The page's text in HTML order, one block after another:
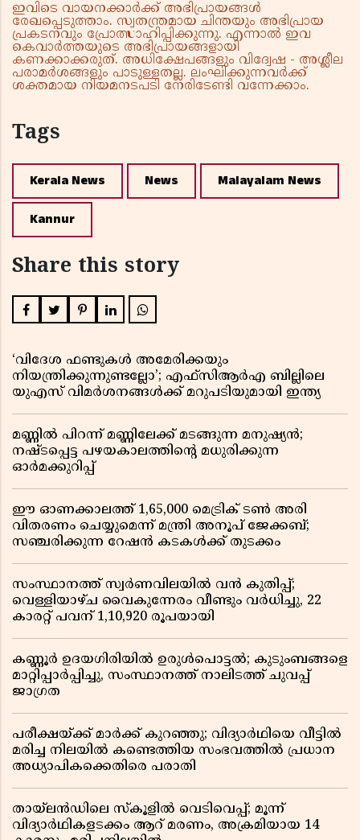
ഇവിടെ വായനക്കാർക്ക് അഭിപ്രായങ്ങൾ
രേഖപ്പെടുത്താം. സ്വതന്ത്രമായ ചിന്തയും അഭിപ്രായ
പ്രകടനവും പ്രോത്സാഹിപ്പിക്കുന്നു. എന്നാൽ ഇവ
കെവാർത്തയുടെ അഭിപ്രായങ്ങളായി
കണക്കാക്കരുത്. അധിക്ഷേപങ്ങളും വിദ്വേഷ - അശ്ലീല
പരാമർശങ്ങളും പാടുള്ളതല്ല. ലംഘിക്കുന്നവർക്ക്
ശക്തമായ നിയമനടപടി നേരിടേണ്ടി വന്നേക്കാം.
Tags
Kerala News News Malayalam News
Kannur
Share this story
‘വിദേശ ഫണ്ടുകൾ അമേരിക്കയും
നിയന്ത്രിക്കുന്നുണ്ടല്ലോ’; എഫ്സിആർഎ ബില്ലിലെ
യുഎസ് വിമർശനങ്ങൾക്ക് മറുപടിയുമായി ഇന്ത്യ
മണ്ണിൽ പിറന്ന് മണ്ണിലേക്ക് മടങ്ങുന്ന മനുഷ്യൻ;
നഷ്ടപ്പെട്ട പഴയകാലത്തിൻ്റെ മധുരിക്കുന്ന
ഓർമക്കുറിപ്പ്
ഈ ഓണക്കാലത്ത് 1,65,000 മെട്രിക് ടൺ അരി
വിതരണം ചെയ്യുമെന്ന് മന്ത്രി അനൂപ് ജേക്കബ്;
സഞ്ചരിക്കുന്ന റേഷൻ കടകൾക്ക് തുടക്കം
സംസ്ഥാനത്ത് സ്വർണവിലയിൽ വൻ കുതിപ്പ്;
വെള്ളിയാഴ്ച വൈകുന്നേരം വീണ്ടും വർധിച്ചു, 22
കാരറ്റ് പവന് 1,10,920 രൂപയായി
കണ്ണൂർ ഉദയഗിരിയിൽ ഉരുൾപൊട്ടൽ; കുടുംബങ്ങളെ
മാറ്റിപ്പാർപ്പിച്ചു, സംസ്ഥാനത്ത് നാലിടത്ത് ചുവപ്പ്
ജാഗ്രത
പരീക്ഷയ്ക്ക് മാർക്ക് കുറഞ്ഞു; വിദ്യാർഥിയെ വീട്ടിൽ
മരിച്ച നിലയിൽ കണ്ടെത്തിയ സംഭവത്തിൽ പ്രധാന
അധ്യാപികക്കെതിരെ പരാതി
തായ്‌ലൻഡിലെ സ്‌കൂളിൽ വെടിവെപ്പ്; മൂന്ന്
വിദ്യാർഥികളടക്കം ആറ് മരണം, അക്രമിയായ 14